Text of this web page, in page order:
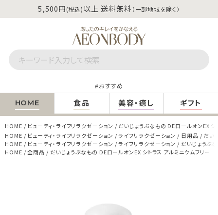
5,500円(税込)以上 送料無料 （一部地域を除く）
おすすめ
HOME 食品 美容・癒し ギフト
HOME ビューティ・ライフリラクゼーション
だいじょうぶなもの DEロールオンEX シ
HOME
ビューティ・ライフリラクゼーション ライフリラクゼーション 日用品
だい
HOME
ビューティ・ライフリラクゼーション ライフリラクゼーション
だいじょうぶ
HOME
全商品 だいじょうぶなもの DEロールオンEX シトラス アルミニウムフリー